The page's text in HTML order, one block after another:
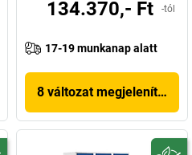
134.370,- Ft -tól
17-19 munkanap alatt
8 változat megjelenítése